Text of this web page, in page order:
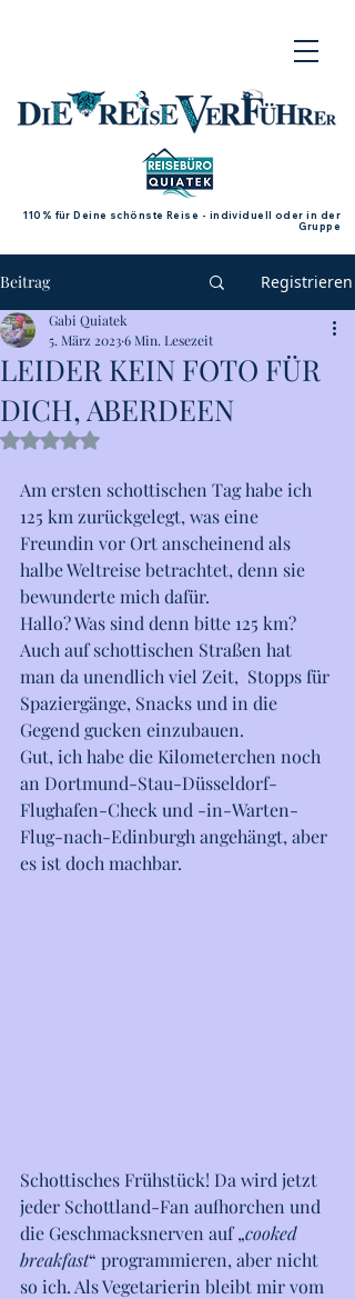
110% für Deine schönste Reise - individuell oder in der
Gruppe
Beitrag Registrieren
LEIDER KEIN FOTO FÜR
DICH, ABERDEEN
Gabi Quiatek
5. März 20236 Min. Lesezeit
Mit NaN von 5 Sternen bewertet.
Am ersten schottischen Tag habe ich
125 km zurückgelegt, was eine
Freundin vor Ort anscheinend als
halbe Weltreise betrachtet, denn sie
bewunderte mich dafür.
Hallo? Was sind denn bitte 125 km?
Auch auf schottischen Straßen hat
man da unendlich viel Zeit,  Stopps für
Spaziergänge, Snacks und in die
Gegend gucken einzubauen.
Gut, ich habe die Kilometerchen noch
an Dortmund-Stau-Düsseldorf-
Flughafen-Check und -in-Warten-
Flug-nach-Edinburgh angehängt, aber
es ist doch machbar.
Schottisches Frühstück! Da wird jetzt
jeder Schottland-Fan aufhorchen und
die Geschmacksnerven auf „cooked
breakfast“ programmieren, aber nicht
so ich. Als Vegetarierin bleibt mir vom